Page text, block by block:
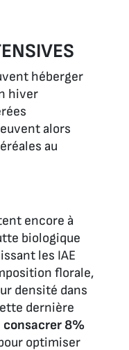
héberger
hiver
alors
au
encore à
biologique
les IAE
florale,
densité dans
dernière
consacrer 8%
optimiser